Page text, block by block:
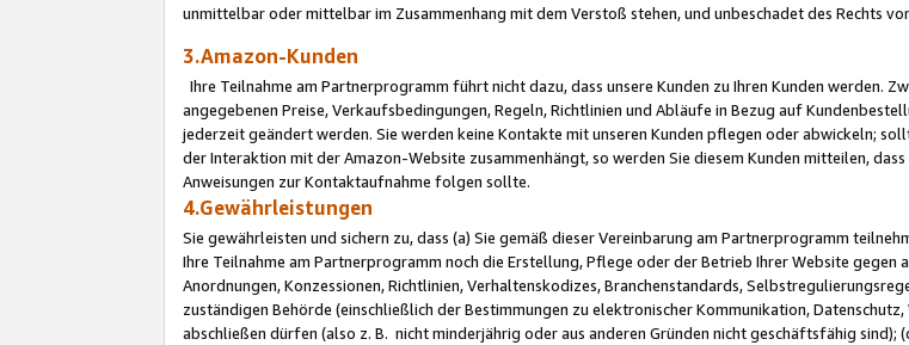
unmittelbar oder mittelbar im Zusammenhang mit dem Verstoß stehen, und unbeschadet des Rechts
3.Amazon-Kunden
Ihre Teilnahme am Partnerprogramm führt nicht dazu, dass unsere Kunden zu Ihren Kunden werden.
angegebenen Preise, Verkaufsbedingungen, Regeln, Richtlinien und Abläufe in Bezug auf
jederzeit geändert werden. Sie werden keine Kontakte mit unseren Kunden pflegen oder abwickeln;
der Interaktion mit der Amazon-Website zusammenhängt, so werden Sie diesem Kunden mitteilen,
Anweisungen zur Kontaktaufnahme folgen sollte.
4.Gewährleistungen
Sie gewährleisten und sichern zu, dass (a) Sie gemäß dieser Vereinbarung am Partnerprogramm
Ihre Teilnahme am Partnerprogramm noch die Erstellung, Pflege oder der Betrieb Ihrer Website
Anordnungen, Konzessionen, Richtlinien, Verhaltenskodizes, Branchenstandards,
zuständigen Behörde (einschließlich der Bestimmungen zu elektronischer Kommunikation,
abschließen dürfen (also z. B. nicht minderjährig oder aus anderen Gründen nicht geschäftsfähig